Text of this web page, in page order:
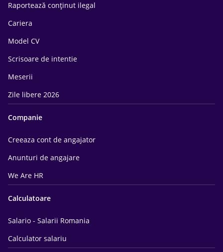
Raportează conținut ilegal
Cariera
Model CV
Scrisoare de intentie
Meserii
Zile libere 2026
Companie
Creeaza cont de angajator
Anunturi de angajare
We Are HR
Calculatoare
Salario - Salarii Romania
Calculator salariu